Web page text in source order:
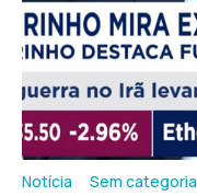
Notícia Sem categoria